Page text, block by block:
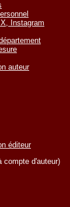
Instagram
auteur
éditeur
compte d'auteur)